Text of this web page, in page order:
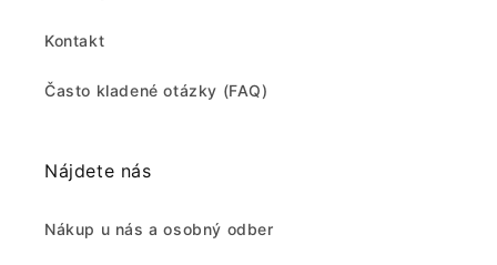
Kontakt
Často kladené otázky (FAQ)
Nájdete nás
Nákup u nás a osobný odber